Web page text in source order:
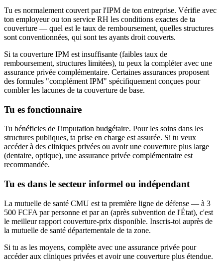
Tu es normalement couvert par l'IPM de ton entreprise. Vérifie avec
ton employeur ou ton service RH les conditions exactes de ta
couverture — quel est le taux de remboursement, quelles structures
sont conventionnées, qui sont tes ayants droit couverts.
Si ta couverture IPM est insuffisante (faibles taux de
remboursement, structures limitées), tu peux la compléter avec une
assurance privée complémentaire. Certaines assurances proposent
des formules "complément IPM" spécifiquement conçues pour
combler les lacunes de ta couverture de base.
Tu es fonctionnaire
Tu bénéficies de l'imputation budgétaire. Pour les soins dans les
structures publiques, ta prise en charge est assurée. Si tu veux
accéder à des cliniques privées ou avoir une couverture plus large
(dentaire, optique), une assurance privée complémentaire est
recommandée.
Tu es dans le secteur informel ou indépendant
La mutuelle de santé CMU est ta première ligne de défense — à 3
500 FCFA par personne et par an (après subvention de l'État), c'est
le meilleur rapport couverture-prix disponible. Inscris-toi auprès de
la mutuelle de santé départementale de ta zone.
Si tu as les moyens, complète avec une assurance privée pour
accéder aux cliniques privées et avoir une couverture plus étendue.